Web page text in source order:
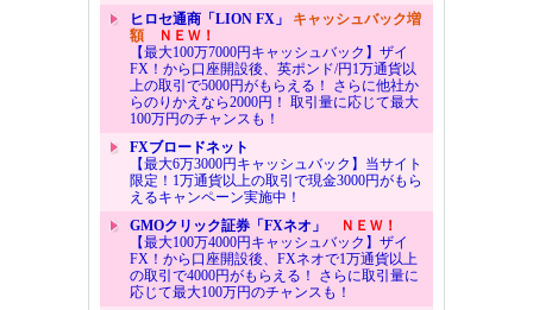
ヒロセ通商「LION FX」 キャッシュバック増
額ＮＥＷ！
【最大100万7000円キャッシュバック】ザイ
FX！から口座開設後、英ポンド/円1万通貨以
上の取引で5000円がもらえる！ さらに他社か
らのりかえなら2000円！ 取引量に応じて最大
100万円のチャンスも！
FXブロードネット
【最大6万3000円キャッシュバック】当サイト
限定！1万通貨以上の取引で現金3000円がもら
えるキャンペーン実施中！
GMOクリック証券「FXネオ」
ＮＥＷ！
【最大100万4000円キャッシュバック】ザイ
FX！から口座開設後、FXネオで1万通貨以上
の取引で4000円がもらえる！ さらに取引量に
応じて最大100万円のチャンスも！